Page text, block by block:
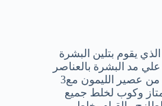
يقوم بتلين البشرة
مد البشرة بالعناصر
الغذائية . يمكنك خلط2 – 3 ملاعق من عصير الليمون مع3
وكوب لخلط جميع